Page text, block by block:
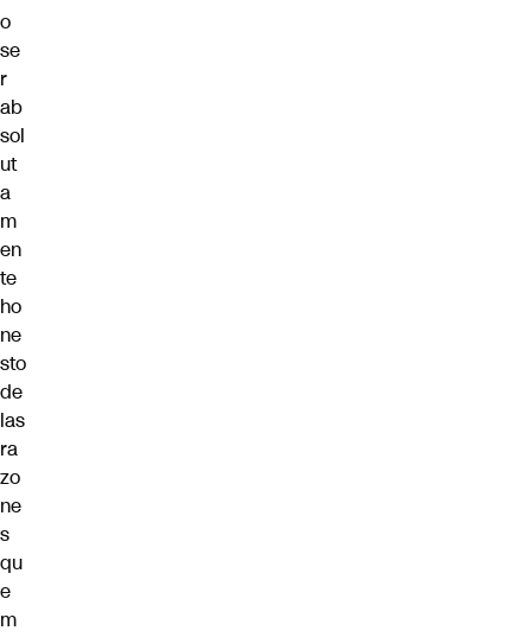
o
se
r
ab
sol
ut
a
m
en
te
ho
ne
sto
de
las
ra
zo
ne
s
qu
e
m